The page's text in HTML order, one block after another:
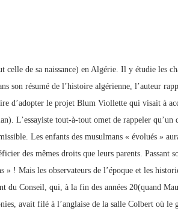
de sa naissance) en Algérie. Il y étudie les
son résumé de l’histoire algérienne, l’auteur
d’adopter le projet Blum Viollette qui visait à
L’essayiste tout-à-tout omet de rappeler qu’un
Les enfants des musulmans « évolués »
des mêmes droits que leurs parents. Passant
» ! Mais les observateurs de l’époque et les
du Conseil, qui, à la fin des années 20(quand
avait filé à l’anglaise de la salle Colbert où le